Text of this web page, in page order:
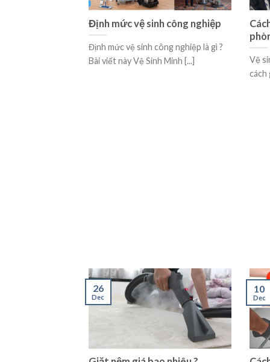
Định mức vệ sinh công nghiệp
Định mức vệ sinh công nghiệp là gì ?
Bài viết này Vệ Sinh Minh [...]
Vệ
cách
26
Dec
10
Dec